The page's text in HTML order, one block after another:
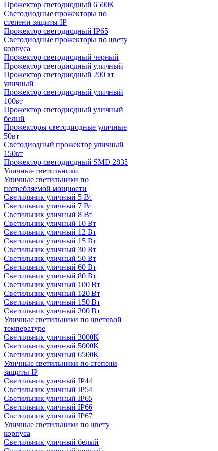
Прожектор светодиодный 6500К
Светодиодные прожекторы по
степени защиты IP
Прожектор светодиодный IP65
Светодиодные прожекторы по цвету
корпуса
Прожектор светодиодный черный
Прожектор светодиодный уличный
Прожектор светодиодный 200 вт
уличный
Прожектор светодиодный уличный
100вт
Прожектор светодиодный уличный
белый
Прожекторы светодиодные уличные
50вт
Светодиодный прожектор уличный
150вт
Прожектор светодиодный SMD 2835
Уличные светильники
Уличные светильники по
потребляемой мощности
Светильник уличный 5 Вт
Светильник уличный 7 Вт
Светильник уличный 8 Вт
Светильник уличный 10 Вт
Светильник уличный 12 Вт
Светильник уличный 15 Вт
Светильник уличный 30 Вт
Светильник уличный 50 Вт
Светильник уличный 60 Вт
Светильник уличный 80 Вт
Светильник уличный 100 Вт
Светильник уличный 120 Вт
Светильник уличный 150 Вт
Светильник уличный 200 Вт
Уличные светильники по цветовой
температуре
Cветильник уличный 3000К
Cветильник уличный 5000К
Cветильник уличный 6500К
Уличные светильники по степени
защиты IP
Светильник уличный IP44
Светильник уличный IP54
Светильник уличный IP65
Светильник уличный IP66
Светильник уличный IP67
Уличные светильники по цвету
корпуса
Светильник уличный белый